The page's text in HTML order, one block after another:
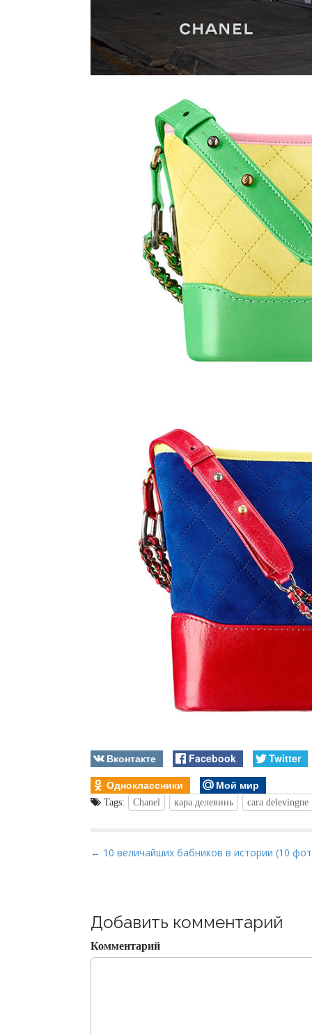
Вконтакте Facebook
Twitter
Одноклассники
Мой мир
Tags: Chanel кара делевинь сara delevingne
P
n
a
v
← 10 величайших бабников в истории (10
Добавить комментарий
Комментарий